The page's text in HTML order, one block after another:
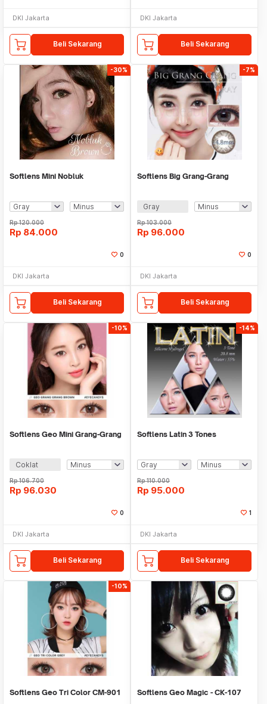
DKI Jakarta
Beli Sekarang
DKI Jakarta
Beli Sekarang
-30%
Softlens Mini Nobluk
Rp120.000
Rp 84.000
0
DKI Jakarta
Beli Sekarang
-7%
Softlens Big Grang-Grang
Gray
Rp103.000
Rp 96.000
0
DKI Jakarta
Beli Sekarang
-10%
Softlens Geo Mini Grang-Grang
Coklat
Rp106.700
Rp 96.030
0
DKI Jakarta
Beli Sekarang
-14%
Softlens Latin 3 Tones
Rp110.000
Rp 95.000
1
DKI Jakarta
Beli Sekarang
-10%
Softlens Geo Tri Color CM-901 Softlens Geo Magic - CK-107